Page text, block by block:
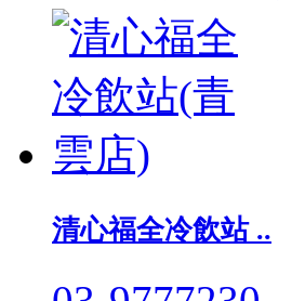
清心福全冷飲站 ..